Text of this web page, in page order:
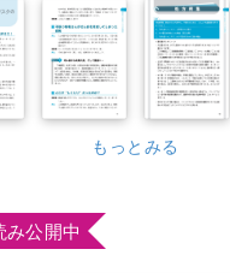
もっとみる
み公開中